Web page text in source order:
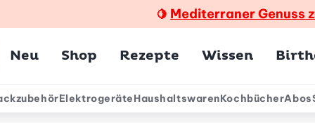
🍋 Mediterraner Genuss
Neu Shop Rezepte Wissen
ElektrogeräteHaushaltswarenKochbücherAbos